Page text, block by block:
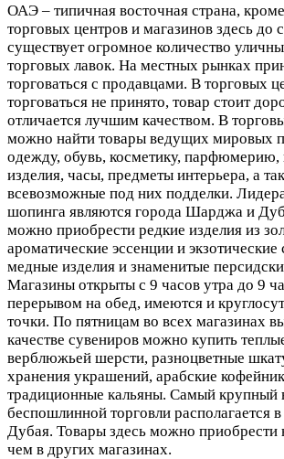
ОАЭ – типичная восточная страна,
торговых центров и магазинов здесь до
существует огромное количество
торговых лавок. На местных рынках
торговаться с продавцами. В торговых
торговаться не принято, товар стоит
отличается лучшим качеством. В
можно найти товары ведущих мировых
одежду, обувь, косметику,
изделия, часы, предметы интерьера, а
всевозможные под них подделки.
шопинга являются города Шарджа и
можно приобрести редкие изделия из
ароматические эссенции и
медные изделия и знаменитые
Магазины открыты с 9 часов утра до 9
перерывом на обед, имеются и
точки. По пятницам во всех магазинах
качестве сувениров можно купить
верблюжьей шерсти, разноцветные
хранения украшений, арабские
традиционные кальяны. Самый крупный
беспошлинной торговли располагается
Дубая. Товары здесь можно приобрести
чем в других магазинах.